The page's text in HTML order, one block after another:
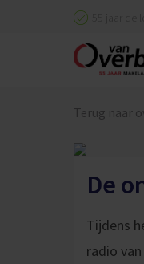
Terug naar
De
Tijdens
radio